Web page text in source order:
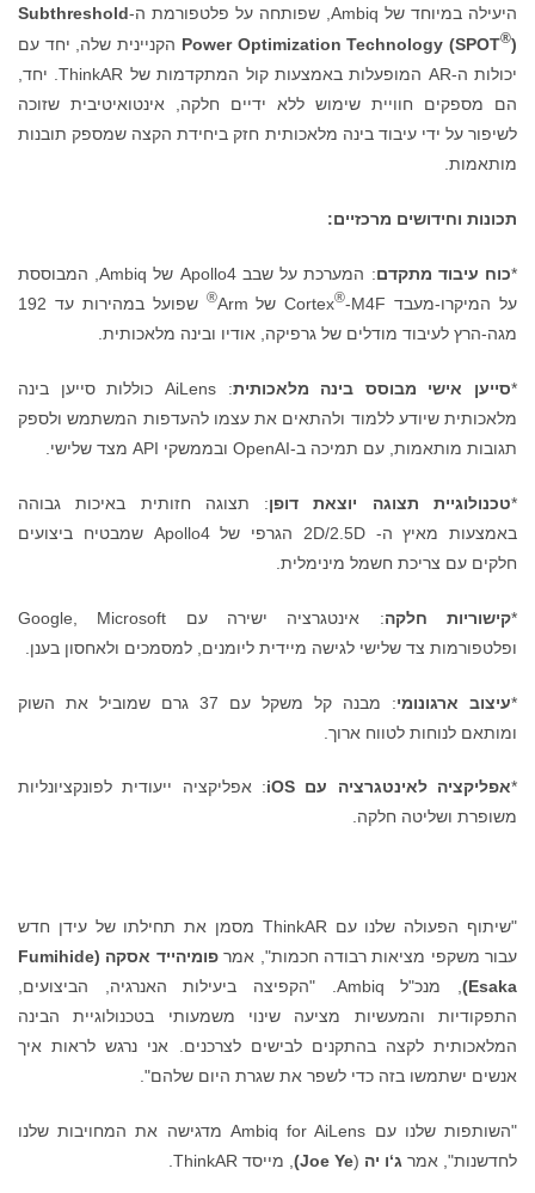
היעילה במיוחד של Ambiq, שפותחה על פלטפורמת ה-
Subthreshold
Power Optimization Technology (SPOT®
הקניינית שלה, יחד עם
יכולות ה-AR המופעלות באמצעות קול המתקדמות של ThinkAR. יחד,
הם מספקים חוויית שימוש ללא ידיים חלקה, אינטואיטיבית שזוכה
לשיפור על ידי עיבוד בינה מלאכותית חזק ביחידת הקצה שמספק תובנות
מותאמות.
תכונות וחידושים מרכזיים:
כוח עיבוד מתקדם
: המערכת על שבב Apollo4 של Ambiq, המבוססת
על המיקרו-מעבד Cortex
®-M4F של Arm ®
שפועל במהירות עד 192
מגה-הרץ לעיבוד מודלים של גרפיקה, אודיו ובינה מלאכותית.
סייען אישי מבוסס בינה מלאכותית
: AiLens כוללות סייען בינה
מלאכותית שיודע ללמוד ולהתאים את עצמו להעדפות המשתמש ולספק
תגובות מותאמות, עם תמיכה ב-OpenAI ובממשקי API מצד שלישי.
טכנולוגיית תצוגה יוצאת דופן: תצוגה חזותית באיכות גבוהה
באמצעות מאיץ ה- 2D/2.5D הגרפי של Apollo4 שמבטיח ביצועים
חלקים עם צריכת חשמל מינימלית.
קישוריות חלקה
: אינטגרציה ישירה עם Google, Microsoft
ופלטפורמות צד שלישי לגישה מיידית ליומנים, למסמכים ולאחסון בענן.
עיצוב ארגונומי
: מבנה קל משקל עם 37 גרם שמוביל את השוק
ומותאם לנוחות לטווח ארוך.
אפליקציה לאינטגרציה עם iOS: אפליקציה ייעודית לפונקציונליות
משופרת ושליטה חלקה.
"שיתוף הפעולה שלנו עם ThinkAR מסמן את תחילתו של עידן חדש
עבור משקפי מציאות רבודה חכמות", אמרפומיהייד אסקה
(Fumihide
Esaka)
, מנכ"ל Ambiq. "הקפיצה ביעילות האנרגיה, הביצועים,
התפקודיות והמעשיות מציעה שינוי משמעותי בטכנולוגיית הבינה
המלאכותית לקצה בהתקנים לבישים לצרכנים. אני נרגש לראות איך
אנשים ישתמשו בזה כדי לשפר את שגרת היום שלהם".
"השותפות שלנו עם Ambiq for AiLens מדגישה את המחויבות שלנו
לחדשנות", אמרג‘ו יה(
Joe Ye
), מייסד ThinkAR.